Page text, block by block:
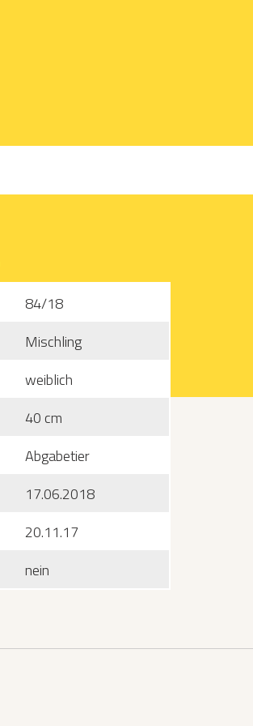
84/18
Mischling
weiblich
40 cm
Abgabetier
17.06.2018
20.11.17
nein